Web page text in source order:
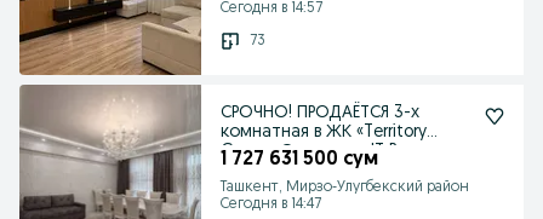
Сегодня в 14:57
73
СРОЧНО! ПРОДАЁТСЯ 3-х
комнатная в ЖК «Territory
Group» Ориентир: IT Pa
1 727 631 500 сум
Ташкент, Мирзо-Улугбекский район
Сегодня в 14:47